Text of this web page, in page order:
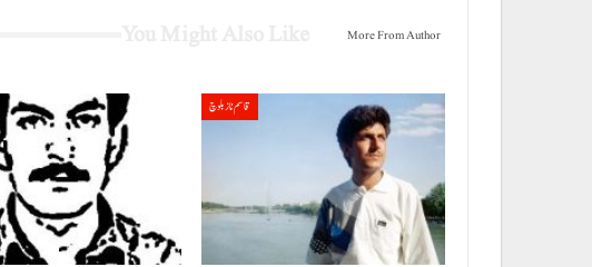
More From Author
قاسم ناز بلوچ